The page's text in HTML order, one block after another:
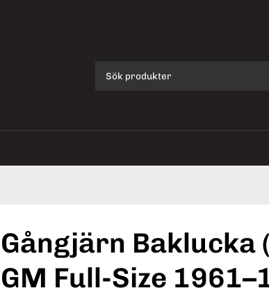
Gångjärn Baklucka
GM Full-Size